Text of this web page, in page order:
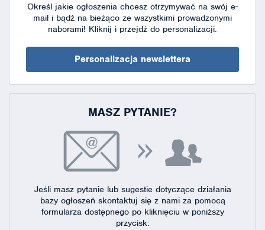
Określ jakie ogłoszenia chcesz otrzymywać na swój e-
mail i bądź na bieżąco ze wszystkimi prowadzonymi
naborami! Kliknij i przejdź do personalizacji.
Personalizacja newslettera
MASZ PYTANIE?
Jeśli masz pytanie lub sugestie dotyczące działania
bazy ogłoszeń skontaktuj się z nami za pomocą
formularza dostępnegopo kliknięciu w poniższy
przycisk: